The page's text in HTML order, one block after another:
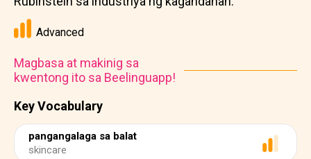
Key Vocabulary
pangangalaga sa balat
skincare
Advanced
Magbasa at makinig sa
kwentong ito sa Beelinguapp!